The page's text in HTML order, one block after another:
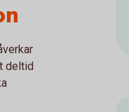
deltid